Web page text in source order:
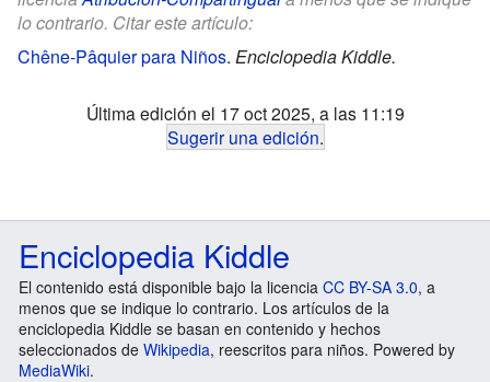
lo contrario. Citar este artículo:
Chêne-Pâquier para Niños. Enciclopedia Kiddle.
Última edición el 17 oct 2025, a las 11:19
Sugerir una edición.
Enciclopedia Kiddle
El contenido está disponible bajo la licencia CC BY-SA 3.0, a
menos que se indique lo contrario. Los artículos de la
enciclopedia Kiddle se basan en contenido y hechos
seleccionados de Wikipedia, reescritos para niños. Powered by
MediaWiki.